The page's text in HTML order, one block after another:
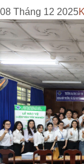
08 Tháng 12 2025